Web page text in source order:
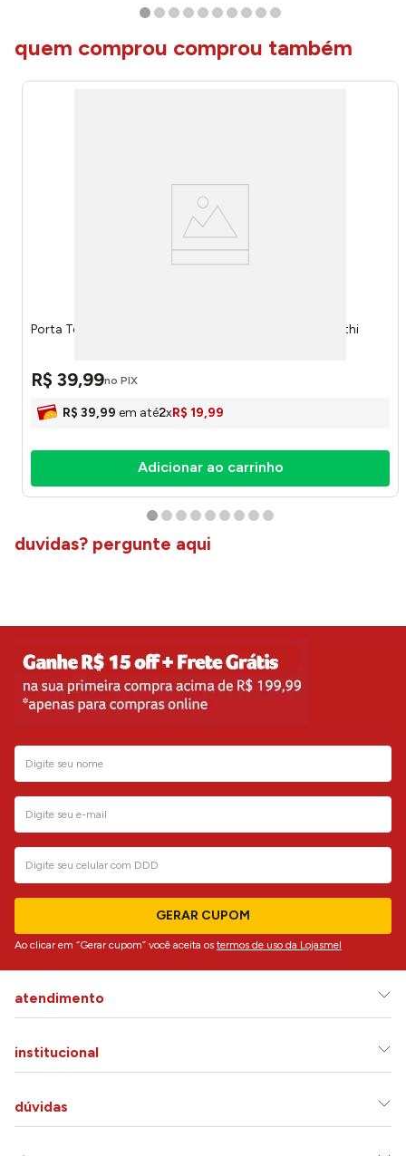
quem comprou comprou também
Porta Toalha Rosto Piatina Black Adesivo 3M 2596 - Arthi
R$ 39,99no PIX
R$ 39,99 em até2xR$ 19,99
Adicionar ao carrinho
duvidas? pergunte aqui
GERAR CUPOM
Ao clicar em “Gerar cupom” você aceita os termos de uso da Lojasmel
atendimento
institucional
dúvidas